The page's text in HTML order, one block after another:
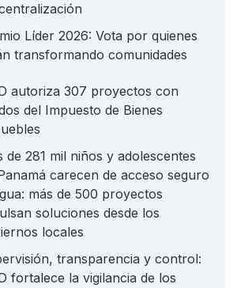
Líder 2026: Vota por quienes
transformando comunidades
autoriza 307 proyectos con
del Impuesto de Bienes
de 281 mil niños y adolescentes
carecen de acceso seguro
más de 500 proyectos
soluciones desde los
locales
transparencia y control:
fortalece la vigilancia de los